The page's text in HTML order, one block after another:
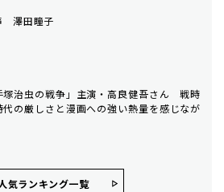
澤田瞳子
塚治虫の戦争」主演・高良健吾さん 戦時
代の厳しさと漫画への強い熱量を感じなが
気ランキング⼀覧